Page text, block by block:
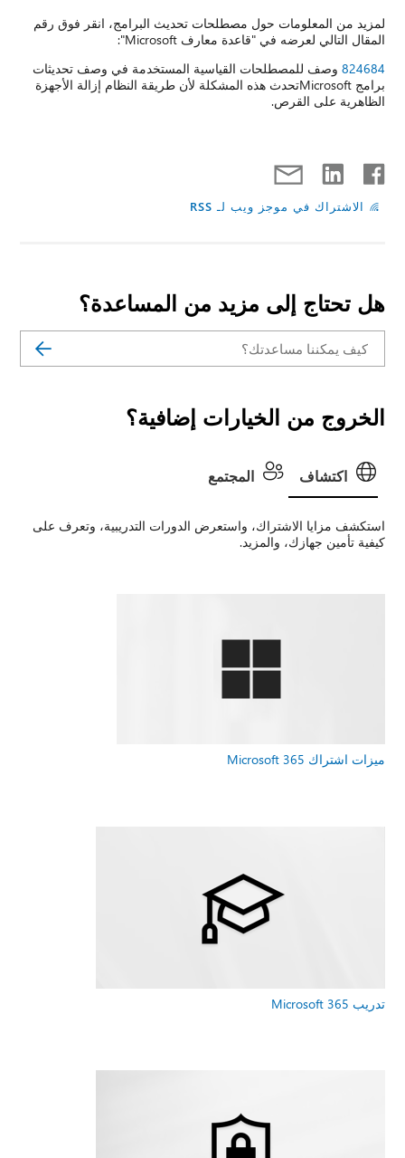
لمزيد من المعلومات حول مصطلحات تحديث البرامج، انقر فوق رقم
المقال التالي لعرضه في "قاعدة معارف Microsoft":
824684 وصف للمصطلحات القياسية المستخدمة في وصف تحديثات
برامج Microsoftتحدث هذه المشكلة لأن طريقة النظام إزالة الأجهزة
الظاهرية على القرص.
الاشتراك في موجز ويب لـ RSS
هل تحتاج إلى مزيد من المساعدة؟
الخروج من الخيارات إضافية؟
اكتشاف المجتمع
استكشف مزايا الاشتراك، واستعرض الدورات التدريبية، وتعرف على
كيفية تأمين جهازك، والمزيد.
ميزات اشتراك Microsoft 365
تدريب Microsoft 365